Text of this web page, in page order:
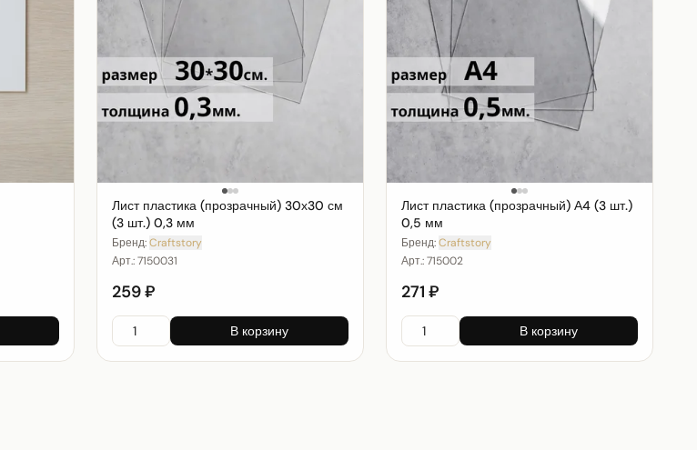
Лист пластика (прозрачный) 30х30 см
(3 шт.) 0,3 мм
Бренд:Craftstory
Арт.:7150031
259 ₽
В корзину
Лист пластика (прозрачный) А4 (3 шт.)
0,5 мм
Бренд:Craftstory
Арт.:715002
271 ₽
В корзину